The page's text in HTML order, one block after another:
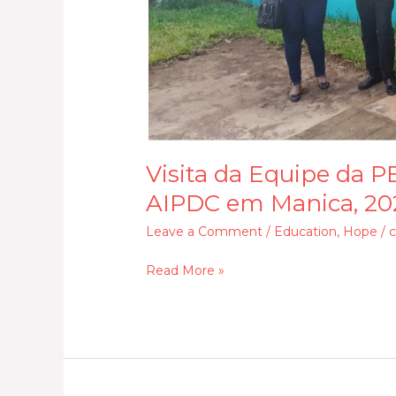
no
escritorio
da
AIPDC
ambito
de
apoio
Visita da Equipe da
AIPDC em Manica,
Leave a Comment / Education, Hope /
da
AIPDC
em
Manica,
2022
Read More »